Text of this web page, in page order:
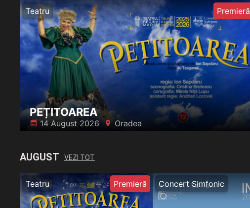
Premieră
Teatru
PEȚITOAREA
󰸗 14 August 2026 󰍎 Oradea
AUGUST VEZI TOT
Premieră
Teatru Concert Simfonic